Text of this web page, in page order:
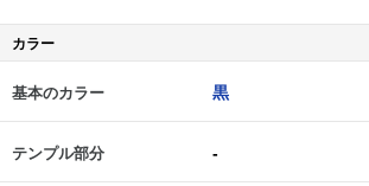
カラー
基本のカラー 黒
テンプル部分 -